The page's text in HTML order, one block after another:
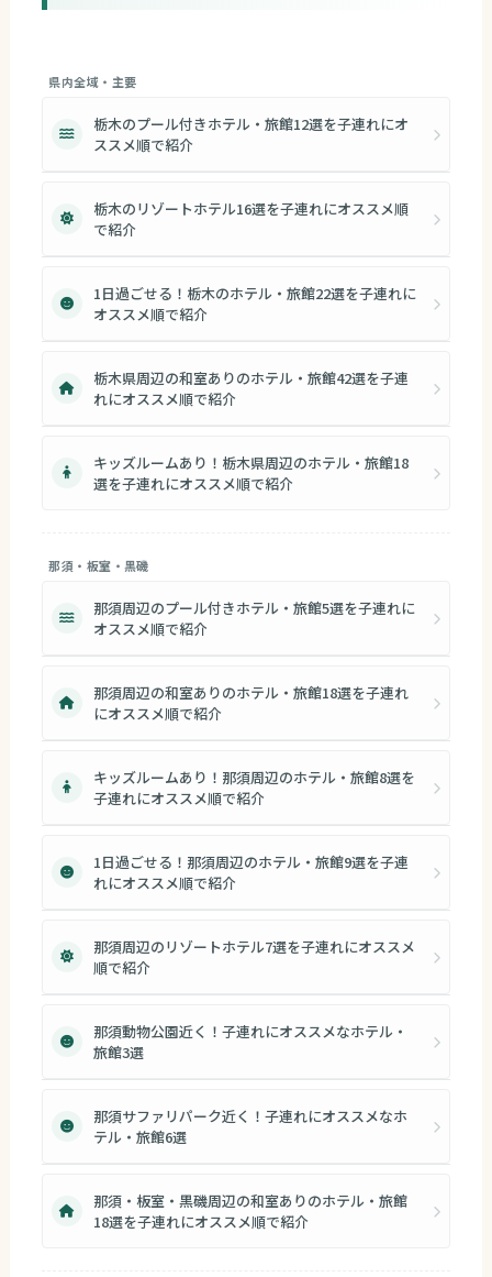
県内全域・主要
栃木のプール付きホテル・旅館12選を子連れにオ
ススメ順で紹介
栃木のリゾートホテル16選を子連れにオススメ順
で紹介
1日過ごせる！栃木のホテル・旅館22選を子連れに
オススメ順で紹介
栃木県周辺の和室ありのホテル・旅館42選を子連
れにオススメ順で紹介
キッズルームあり！栃木県周辺のホテル・旅館18
選を子連れにオススメ順で紹介
那須・板室・黒磯
那須周辺のプール付きホテル・旅館5選を子連れに
オススメ順で紹介
那須周辺の和室ありのホテル・旅館18選を子連れ
にオススメ順で紹介
キッズルームあり！那須周辺のホテル・旅館8選を
子連れにオススメ順で紹介
1日過ごせる！那須周辺のホテル・旅館9選を子連
れにオススメ順で紹介
那須周辺のリゾートホテル7選を子連れにオススメ
順で紹介
那須動物公園近く！子連れにオススメなホテル・
旅館3選
那須サファリパーク近く！子連れにオススメなホ
テル・旅館6選
那須・板室・黒磯周辺の和室ありのホテル・旅館
18選を子連れにオススメ順で紹介